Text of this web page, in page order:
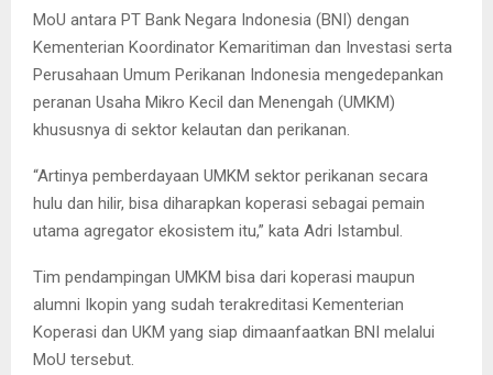
MoU antara PT Bank Negara Indonesia (BNI) dengan
Kementerian Koordinator Kemaritiman dan Investasi serta
Perusahaan Umum Perikanan Indonesia mengedepankan
peranan Usaha Mikro Kecil dan Menengah (UMKM)
khususnya di sektor kelautan dan perikanan.
“Artinya pemberdayaan UMKM sektor perikanan secara
hulu dan hilir, bisa diharapkan koperasi sebagai pemain
utama agregator ekosistem itu,” kata Adri Istambul.
Tim pendampingan UMKM bisa dari koperasi maupun
alumni Ikopin yang sudah terakreditasi Kementerian
Koperasi dan UKM yang siap dimaanfaatkan BNI melalui
MoU tersebut.